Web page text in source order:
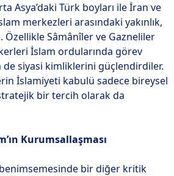
Asya’daki Türk boyları ile İran ve
merkezleri arasındaki yakınlık,
Özellikle Sâmânîler ve Gazneliler
İslam ordularında görev
siyasi kimliklerini güçlendirdiler.
İslamiyeti kabulü sadece bireysel
bir tercih olarak da
Kurumsallaşması
bir diğer kritik